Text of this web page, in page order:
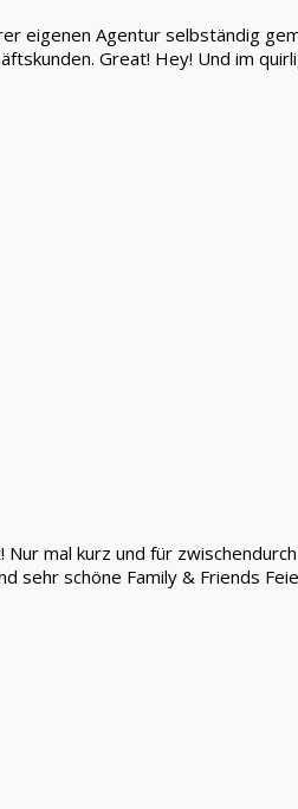
eigenen Agentur selbständig
Great! Hey! Und im
mal kurz und für
sehr schöne Family & Friends